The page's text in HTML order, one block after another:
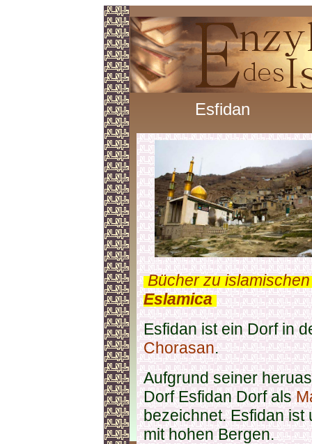
Esfidan
.Bücher zu
Eslamica.
Esfidan ist ein Dorf in
Chorasan.
Aufgrund seiner
Dorf Esfidan Dorf als
bezeichnet. Esfidan ist
mit hohen Bergen.